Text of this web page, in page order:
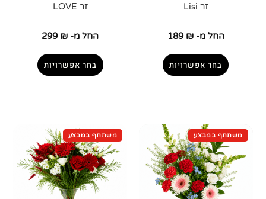
זר Lisi
החל מ- 189 ₪
בחר אפשרויות
זר LOVE
החל מ- 299 ₪
בחר אפשרויות